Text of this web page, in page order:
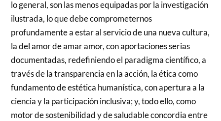
lo general, son las menos equipadas por la investigación
ilustrada, lo que debe comprometernos
profundamente a estar al servicio de una nueva cultura,
la del amor de amar amor, con aportaciones serias
documentadas, redefiniendo el paradigma científico, a
través de la transparencia en la acción, la ética como
fundamento de estética humanística, con apertura a la
ciencia y la participación inclusiva; y, todo ello, como
motor de sostenibilidad y de saludable concordia entre